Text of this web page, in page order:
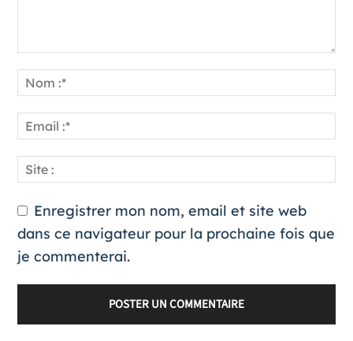
Enregistrer mon nom, email et site web
dans ce navigateur pour la prochaine fois que
je commenterai.